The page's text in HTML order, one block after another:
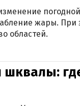
жары. При
областей.